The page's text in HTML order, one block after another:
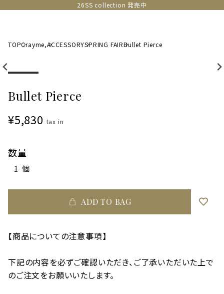
26SS collection 発売中
TOPCrayme,ACCESSORYSPRING FAIRBullet Pierce
Bullet Pierce
¥5,830 tax in
数量
ADD TO BAG
【商品についての注意事項】
下記の内容を必ずご確認いただき、ご了承いただいた上で
のご注文をお願いいたします。